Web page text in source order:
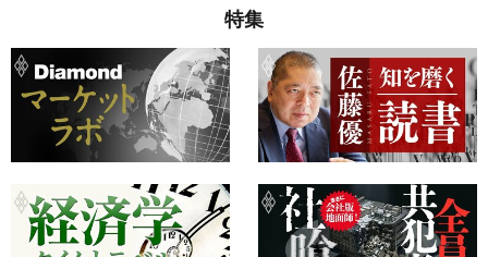
特集